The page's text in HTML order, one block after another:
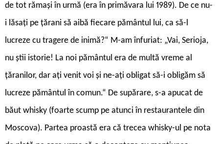
de tot rămași în urmă (era în primăvara lui 1989). De ce nu-
i lăsați pe țărani să aibă fiecare pământul lui, ca să-l
lucreze cu tragere de inimă?“ M-am înfuriat: „Vai, Serioja,
nu știi istorie! La noi pământul era de multă vreme al
țăranilor, dar ați venit voi și ne-ați obligat să-i obligăm să
lucreze pământul în comun.“ De supărare, s-a apucat de
băut whisky (foarte scump pe atunci în restaurantele din
Moscova). Partea proastă era că trecea whisky-ul pe nota